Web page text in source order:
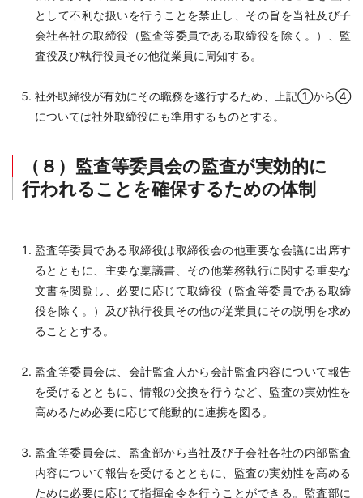
として不利な扱いを行うことを禁止し、その旨を当社及び子
会社各社の取締役（監査等委員である取締役を除く。）、監
査役及び執行役員その他従業員に周知する。
社外取締役が有効にその職務を遂行するため、上記①から④
については社外取締役にも準用するものとする。
（８）監査等委員会の監査が実効的に
行われることを確保するための体制
監査等委員である取締役は取締役会の他重要な会議に出席す
るとともに、主要な稟議書、その他業務執行に関する重要な
文書を閲覧し、必要に応じて取締役（監査等委員である取締
役を除く。）及び執行役員その他の従業員にその説明を求め
ることとする。
監査等委員会は、会計監査人から会計監査内容について報告
を受けるとともに、情報の交換を行うなど、監査の実効性を
高めるため必要に応じて能動的に連携を図る。
監査等委員会は、監査部から当社及び子会社各社の内部監査
内容について報告を受けるとともに、監査の実効性を高める
ために必要に応じて指揮命令を行うことができる。監査部に